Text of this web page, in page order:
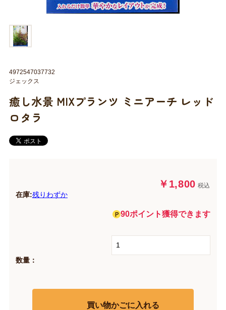
癒し水景 MIXプランツ ミニアーチ レッド
ロタラ
￥1,800 税込
在庫:残りわずか
90ポイント獲得できます
数量：
買い物かごに入れる
4972547037732
ジェックス